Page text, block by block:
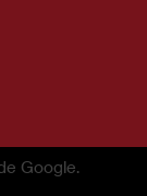
Google.